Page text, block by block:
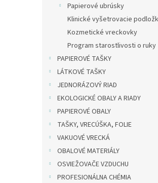
Papierové ubrúsky
Klinické vyšetrovacie
Kozmetické vreckovky
Program starostlivosti o ruky
PAPIEROVÉ TAŠKY
LÁTKOVÉ TAŠKY
JEDNORÁZOVÝ RIAD
EKOLOGICKÉ OBALY A RIADY
PAPIEROVÉ OBALY
TAŠKY, VRECÚŠKA, FOLIE
VAKUOVÉ VRECKÁ
OBALOVÉ MATERIÁLY
OSVIEŽOVAČE VZDUCHU
PROFESIONÁLNA CHÉMIA